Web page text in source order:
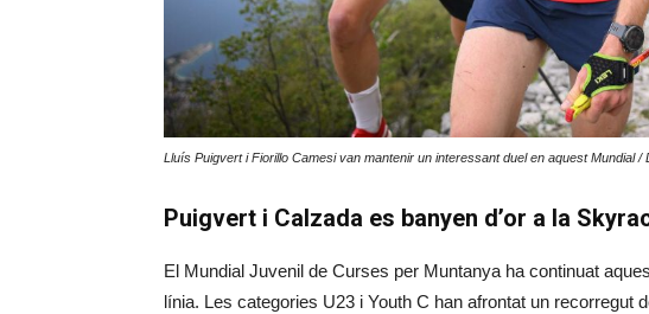
Lluís Puigvert i Fiorillo Camesi van mantenir un interessant duel en aquest Mundial /
Puigvert i Calzada es banyen d’or a la
El Mundial Juvenil de Curses per Muntanya ha continuat
línia. Les categories U23 i Youth C han afrontat un recorregut